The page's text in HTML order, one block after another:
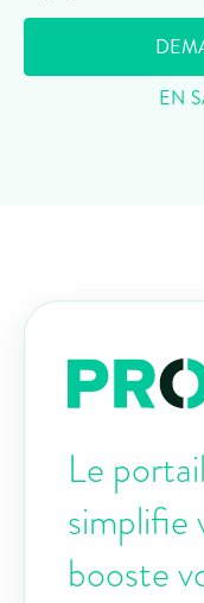
EN
Le
simplifie
booste